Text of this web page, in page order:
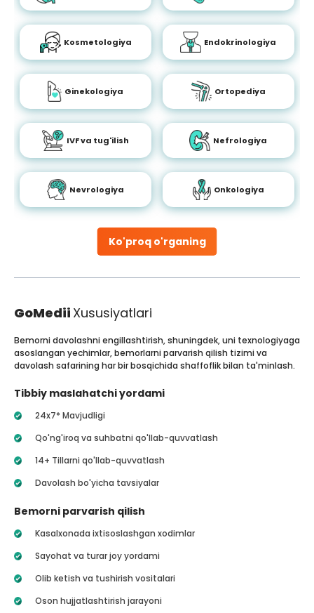
Ko'proq o'rganing
Kosmetologiya Endokrinologiya
Ginekologiya Ortopediya
IVF va tug'ilish Nefrologiya
Nevrologiya Onkologiya
GoMedii Xususiyatlari
Bemorni davolashni engillashtirish, shuningdek, uni texnologiyaga
asoslangan yechimlar, bemorlarni parvarish qilish tizimi va
davolash safarining har bir bosqichida shaffoflik bilan ta'minlash.
Tibbiy maslahatchi yordami
24x7* Mavjudligi
Qo'ng'iroq va suhbatni qo'llab-quvvatlash
14+ Tillarni qo'llab-quvvatlash
Davolash bo'yicha tavsiyalar
Bemorni parvarish qilish
Kasalxonada ixtisoslashgan xodimlar
Sayohat va turar joy yordami
Olib ketish va tushirish vositalari
Oson hujjatlashtirish jarayoni